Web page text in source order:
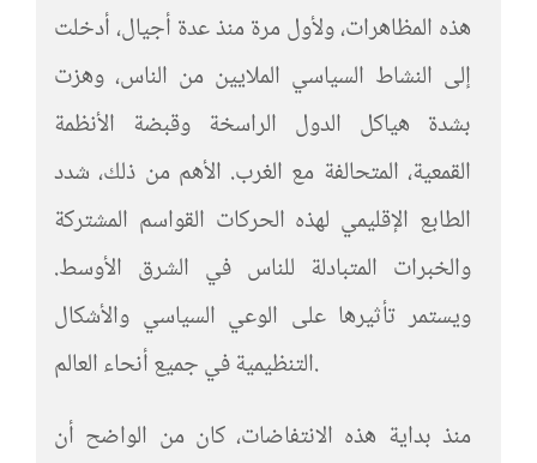
هذه المظاهرات، ولأول مرة منذ عدة أجيال، أدخلت
إلى النشاط السياسي الملايين من الناس، وهزت
بشدة هياكل الدول الراسخة وقبضة الأنظمة
القمعية، المتحالفة مع الغرب. الأهم من ذلك، شدد
الطابع الإقليمي لهذه الحركات القواسم المشتركة
والخبرات المتبادلة للناس في الشرق الأوسط.
ويستمر تأثيرها على الوعي السياسي والأشكال
التنظيمية في جميع أنحاء العالم.
منذ بداية هذه الانتفاضات، كان من الواضح أن